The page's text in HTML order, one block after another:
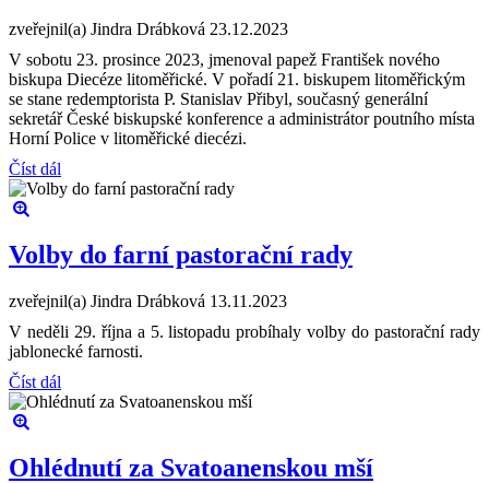
zveřejnil(a) Jindra Drábková 23.12.2023
V sobotu 23. prosince 2023, jmenoval papež František nového
biskupa Diecéze litoměřické. V pořadí 21. biskupem litoměřickým
se stane redemptorista P. Stanislav Přibyl, současný generální
sekretář České biskupské konference a administrátor poutního místa
Horní Police v litoměřické diecézi.
Číst dál
Volby do farní pastorační rady
zveřejnil(a) Jindra Drábková 13.11.2023
V neděli 29. října a 5. listopadu probíhaly volby do pastorační rady
jablonecké farnosti.
Číst dál
Ohlédnutí za Svatoanenskou mší